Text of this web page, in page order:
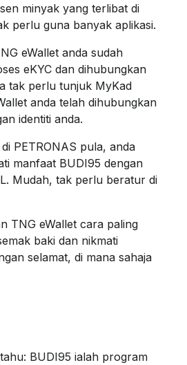
minyak yang terlibat di
perlu guna banyak aplikasi.
eWallet anda sudah
eKYC dan dihubungkan
tak perlu tunjuk MyKad
anda telah dihubungkan
identiti anda.
PETRONAS pula, anda
manfaat BUDI95 dengan
Mudah, tak perlu beratur di
TNG eWallet cara paling
baki dan nikmati
selamat, di mana sahaja
BUDI95 ialah program